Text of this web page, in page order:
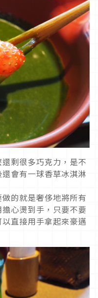
剩很多巧克力，是不
會有一球香草冰淇淋
的就是奢侈地將所有
心燙到手，只要不要
直接用手拿起來豪邁